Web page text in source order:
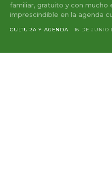
familiar, gratuito y con mucho
CULTURA Y AGENDA 16 DE JUNIO